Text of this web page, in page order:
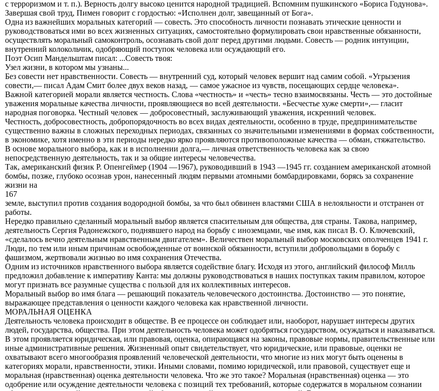
с терроризмом и т. п.). Верность долгу высоко ценится народной традицией. Вспомним пушкинского «Бориса Годунова».
Завершая свой труд, Пимен говорит с гордостью: «Исполнен долг, завещанный от Бога».
Одна из важнейших моральных категорий — совесть. Это способность личности познавать этические ценности и
руководствоваться ими во всех жизненных ситуациях, самостоятельно формулировать свои нравственные обязанности,
осуществлять моральный самоконтроль, осознавать свой долг перед другими людьми. Совесть — родник интуиции,
внутренний колокольчик, одобряющий поступок человека или осуждающий его.
Поэт Осип Мандельштам писал: ...Совесть твоя:
Узел жизни, в котором мы узнаны...
Без совести нет нравственности. Совесть — внутренний суд, который человек вершит над самим собой. «Угрызения
совести,— писал Адам Смит более двух веков назад, — самое ужасное из чувств, посещающих сердце человека».
Важной категорией морали является честность. Слова «честность» и «честь» тесно взаимосвязаны. Честь — это достойные
уважения моральные качества личности, проявляющиеся во всей деятельности. «Бесчестье хуже смерти»,— гласит
народная поговорка. Честный человек — добросовестный, заслуживающий уважения, искренний человек.
Честность, добросовестность, добропорядочность во всех видах деятельности, особенно в труде, предпринимательстве
существенно важны в сложных переходных периодах, связанных со значительными изменениями в формах собственности,
в экономике, хотя именно в эти периоды нередко ярко проявляются противоположные качества — обман, стяжательство.
В основе морального выбора, как и в исполнении долга,— личная ответственность человека как за свою
непосредственную деятельность, так и за общие интересы человечества.
Так, американский физик Р. Опенгеймер (1904 —1967), руководивший в 1943 —1945 гг. созданием американской атомной
бомбы, позже, глубоко осознав урон, нанесенный людям первыми атомными бомбардировками, борясь за сохранение
жизни на
167
земле, выступил против создания водородной бомбы, за что был обвинен властями США в нелояльности и отстранен от
работы.
Нередко правильно сделанный моральный выбор является спасительным для общества, для страны. Такова, например,
деятельность Сергия Радонежского, поднявшего народ на борьбу с иноземцами, чье имя, как писал В. О. Ключевский,
«сделалось вечно деятельным нравственным двигателем». Величествен моральный выбор московских ополченцев 1941 г.
Люди, по тем или иным причинам освобожденные от воинской обязанности, вступили добровольцами в борьбу с
фашизмом, жертвовали жизнью во имя сохранения Отечества.
Одним из источников нравственного выбора является содействие благу. Исходя из этого, английский философ Милль
предложил добавление к императиву Канта: мы должны руководствоваться в наших поступках таким правилом, которое
могут признать все разумные существа с пользой для их коллективных интересов.
Моральный выбор во имя блага — решающий показатель человеческого достоинства. Достоинство — это понятие,
выражающее представления о ценности каждого человека как нравственной личности.
МОРАЛЬНАЯ ОЦЕНКА
Деятельность человека происходит в обществе. В ее процессе он соблюдает или, наоборот, нарушает интересы других
людей, государства, общества. При этом деятельность человека может одобряться государством, осуждаться и наказываться.
В этом проявляется юридическая, или правовая, оценка, опирающаяся на законы, правовые нормы, правительственные или
иные административные решения. Жизненный опыт свидетельствует, что юридические, или правовые, оценки не
охватывают всего многообразия проявлений человеческой деятельности, что многие из них могут быть оценены в
категориях морали, нравственности, этики. Иными словами, помимо юридической, или правовой, существует еще и
моральная (нравственная) оценка деятельности человека. Что же это такое? Моральная (нравственная) оценка — это
одобрение или осуждение деятельности человека с позиций тех требований, которые содержатся в моральном сознании